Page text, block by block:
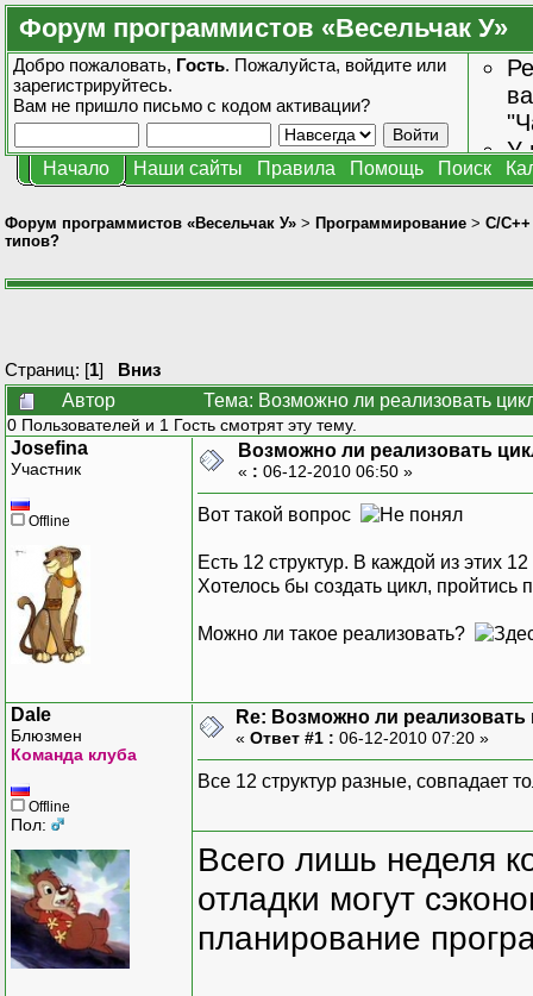
Форум программистов «Весельчак У»
Добро пожаловать, Гость. Пожалуйста, войдите или
зарегистрируйтесь.
Вам не пришло письмо с кодом активации?
У
Начало Наши сайты Правила Помощь Поиск
Форум программистов «Весельчак У» > Программирование > C/C++
типов?
Страниц: [1] Вниз
Автор
Тема: Возможно ли реализовать
0 Пользователей и 1 Гость смотрят эту тему.
Josefina
Участник
Offline
Возможно ли реализовать
« : 06-12-2010 06:50 »
Вот такой вопрос
Есть 12 структур. В каждой из этих
Хотелось бы создать цикл, пройтись
Можно ли такое реализовать?
Dale
Блюзмен
Команда клуба
Offline
Пол:
Re: Возможно ли
« Ответ #1 : 06-12-2010 07:20 »
Все 12 структур разные, совпадает
Всего лишь неделя
отладки могут
планирование